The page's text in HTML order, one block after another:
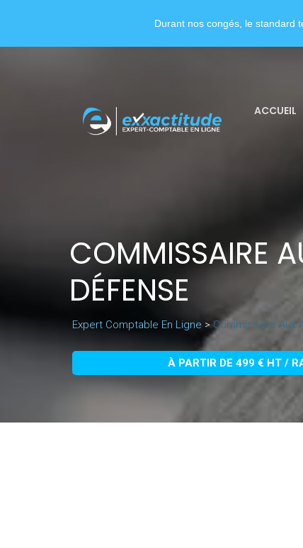
ACCUEIL
COMMISSAIRE
DÉFENSE
Expert Comptable En Ligne > Commissaire Aux
À PARTIR DE 499 € HT /
Durant nos congés, le standard